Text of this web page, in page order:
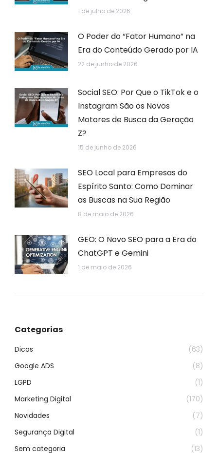
1 de julho de 2026
O Poder do “Fator Humano” na
Era do Conteúdo Gerado por IA
22 de junho de 2026
Social SEO: Por Que o TikTok e o
Instagram São os Novos
Motores de Busca da Geração
Z?
15 de junho de 2026
SEO Local para Empresas do
Espírito Santo: Como Dominar
as Buscas na Sua Região
8 de maio de 2026
GEO: O Novo SEO para a Era do
ChatGPT e Gemini
1 de maio de 2026
Categorias
Dicas
(63)
Google ADS
(8)
LGPD
(1)
Marketing Digital
(170)
Novidades
(7)
Segurança Digital
(1)
Sem categoria
(13)